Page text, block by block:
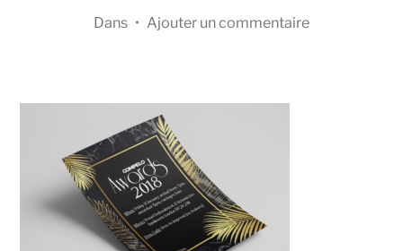
Sandra
Dans • Ajouter un commentaire